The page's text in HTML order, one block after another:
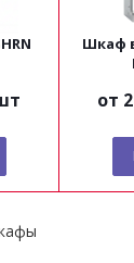
Шкаф
от